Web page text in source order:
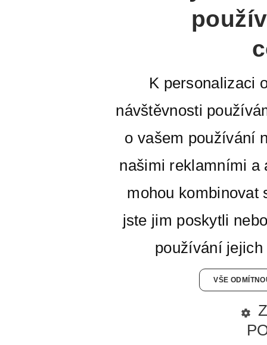
K personalizaci
návštěvnosti
o vašem používání
našimi reklamními a
mohou kombinovat
jste jim poskytli
používání
VŠE